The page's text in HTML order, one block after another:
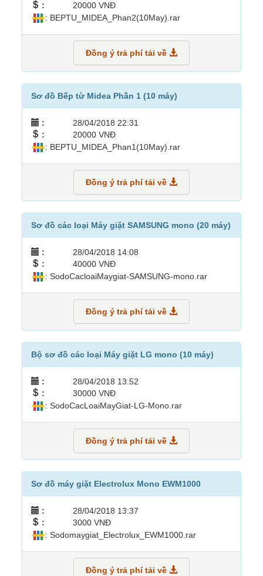
: 20000 VNĐ
: BEPTU_MIDEA_Phan2(10May).rar
Đồng ý trả phí tải về
Sơ đồ Bếp từ Midea Phần 1 (10 máy)
: 28/04/2018 22:31
: 20000 VNĐ
: BEPTU_MIDEA_Phan1(10May).rar
Đồng ý trả phí tải về
Sơ đồ các loại Máy giặt SAMSUNG mono (20 máy)
: 28/04/2018 14:08
: 40000 VNĐ
: SodoCacloaiMaygiat-SAMSUNG-mono.rar
Đồng ý trả phí tải về
Bộ sơ đồ các loại Máy giặt LG mono (10 máy)
: 28/04/2018 13:52
: 30000 VNĐ
: SodoCacLoaiMayGiat-LG-Mono.rar
Đồng ý trả phí tải về
Sơ đồ máy giặt Electrolux Mono EWM1000
: 28/04/2018 13:37
: 3000 VNĐ
: Sodomaygiat_Electrolux_EWM1000.rar
Đồng ý trả phí tải về